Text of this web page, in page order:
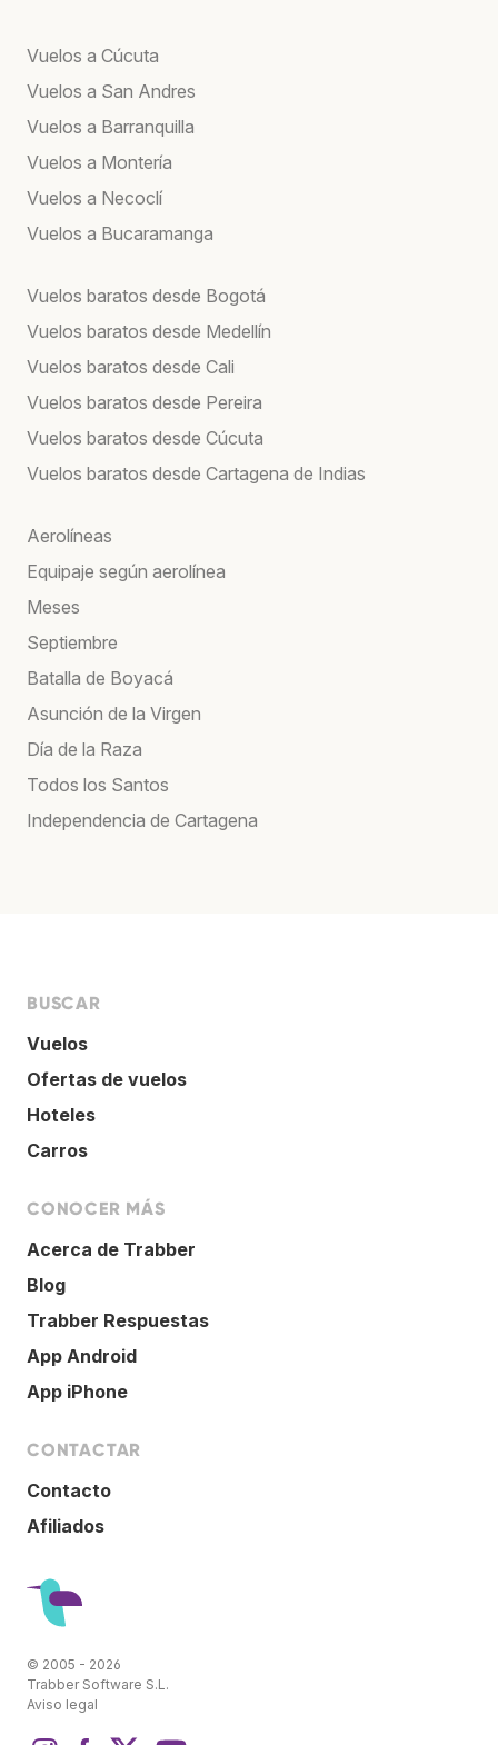
Vuelos a Cúcuta
Vuelos a San Andres
Vuelos a Barranquilla
Vuelos a Montería
Vuelos a Necoclí
Vuelos a Bucaramanga
Vuelos baratos desde Bogotá
Vuelos baratos desde Medellín
Vuelos baratos desde Cali
Vuelos baratos desde Pereira
Vuelos baratos desde Cúcuta
Vuelos baratos desde Cartagena de Indias
Aerolíneas
Equipaje según aerolínea
Meses
Septiembre
Batalla de Boyacá
Asunción de la Virgen
Día de la Raza
Todos los Santos
Independencia de Cartagena
BUSCAR
Vuelos
Ofertas de vuelos
Hoteles
Carros
CONOCER MÁS
Acerca de Trabber
Blog
Trabber Respuestas
App Android
App iPhone
CONTACTAR
Contacto
Afiliados
© 2005 - 2026
Trabber Software S.L.
Aviso legal